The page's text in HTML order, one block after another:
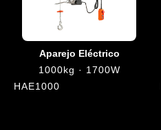
Aparejo Eléctrico
1000kg · 1700W
HAE1000